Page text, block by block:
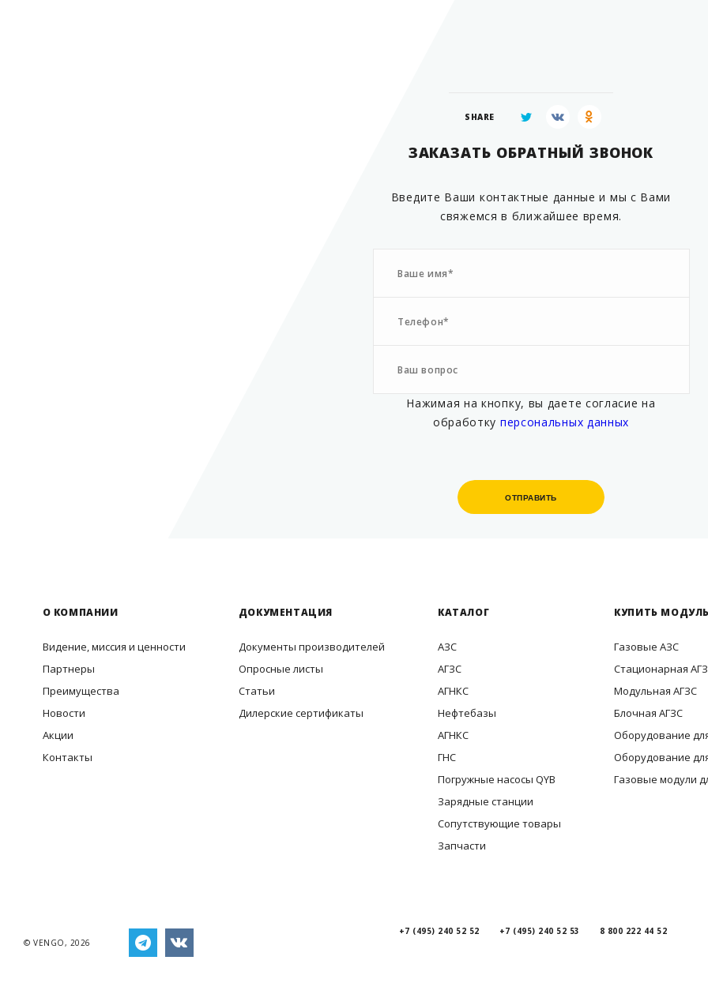
SHARE
ЗАКАЗАТЬ ОБРАТНЫЙ ЗВОНОК
Введите Ваши контактные данные и мы с Вами
свяжемся в ближайшее время.
Нажимая на кнопку, вы даете согласие на
обработку персональных данных
ОТПРАВИТЬ
ОТПРАВИТЬ
© VENGO, 2026
+7 (495) 240 52 52 +7 (495) 240 52 53 8 800 222 44 52
О КОМПАНИИ
Видение, миссия и ценности
Партнеры
Преимущества
Новости
Акции
Контакты
ДОКУМЕНТАЦИЯ
Документы производителей
Опросные листы
Статьи
Дилерские сертификаты
КАТАЛОГ
АЗС
АГЗС
АГНКС
Нефтебазы
АГНКС
ГНС
Погружные насосы QYB
Зарядные станции
Сопутствующие товары
Запчасти
КУПИТЬ
Газовые АЗС
Стационарная
Модульная АГЗС
Блочная АГЗС
Оборудование
Оборудование
Газовые модули